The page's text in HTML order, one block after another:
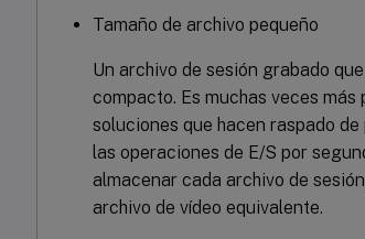
Tamaño de archivo pequeño
Un archivo de sesión grabado
compacto. Es muchas veces
soluciones que hacen raspado
las operaciones de E/S por
almacenar cada archivo de
archivo de vídeo equivalente.